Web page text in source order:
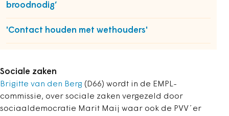
broodnodig’
'Contact houden met wethouders'
Sociale zaken
Brigitte van den Berg (D66) wordt in de EMPL-
commissie, over sociale zaken vergezeld door
sociaaldemocratie Marit Maij waar ook de PVV´er